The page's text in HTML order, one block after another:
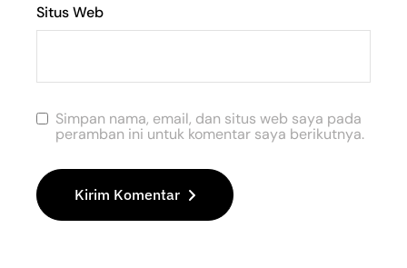
Situs Web
Simpan nama, email, dan situs web saya pada
peramban ini untuk komentar saya berikutnya.
Kirim Komentar